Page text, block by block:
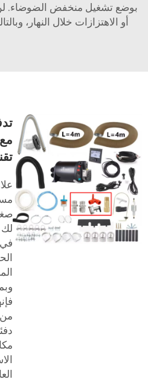
بوضع تشغيل منخفض الضوضاء. لن
أو الاهتزازات خلال النهار،
في
من